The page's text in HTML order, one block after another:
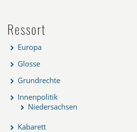
Ressort
Europa
Glosse
Grundrechte
Innenpolitik
Niedersachsen
Kabarett